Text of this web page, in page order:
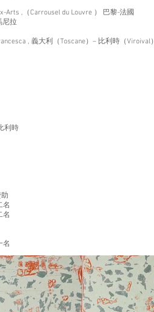
Arts ,（Carrousel du Louvre ） 巴黎-法國
尼拉
, 義大利（Toscane）– 比利時（Viroival）
利時
名
名
名